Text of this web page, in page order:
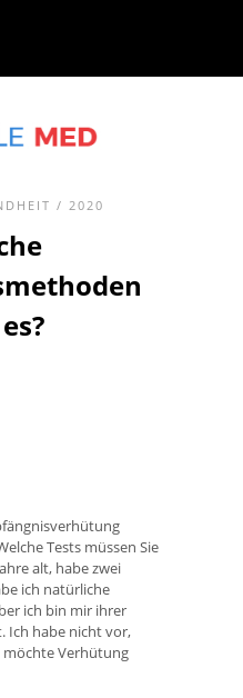
/ 2020
Tests müssen Sie
alt, habe zwei
ich natürliche
ich bin mir ihrer
Ich habe nicht vor,
möchte Verhütung